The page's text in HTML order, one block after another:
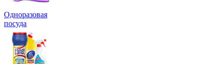
Одноразовая
посуда